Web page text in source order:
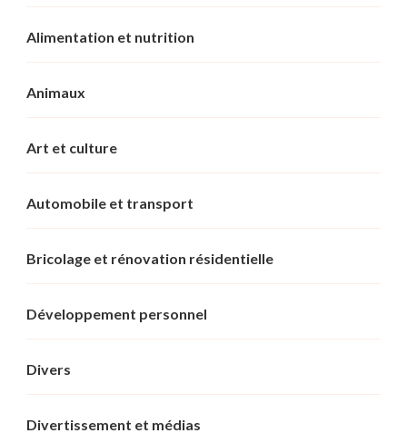
Alimentation et nutrition
Animaux
Art et culture
Automobile et transport
Bricolage et rénovation résidentielle
Développement personnel
Divers
Divertissement et médias